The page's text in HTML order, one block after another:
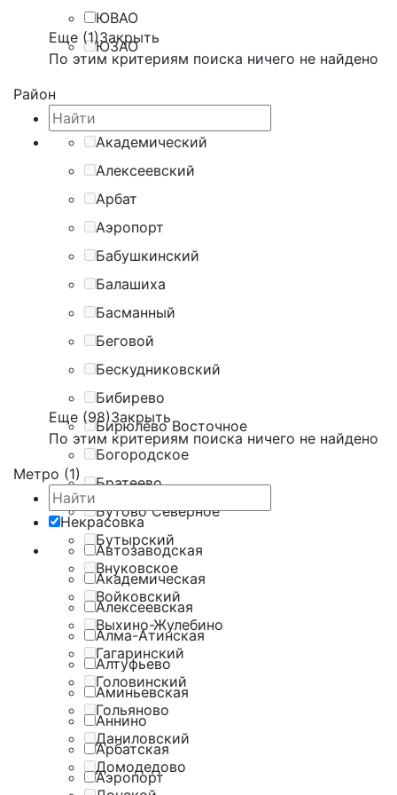
ЮВАО
ЮЗАО
Еще (1)Закрыть
По этим критериям поиска ничего не найдено
Район
Академический
Алексеевский
Арбат
Аэропорт
Бабушкинский
Балашиха
Басманный
Беговой
Бескудниковский
Бибирево
Бирюлёво Восточное
Богородское
Братеево
Бутово Северное
Бутырский
Внуковское
Войковский
Выхино-Жулебино
Гагаринский
Головинский
Гольяново
Даниловский
Домодедово
Еще (98)Закрыть
По этим критериям поиска ничего не найдено
Метро (1)
Некрасовка
Автозаводская
Академическая
Алексеевская
Алма-Атинская
Алтуфьево
Аминьевская
Аннино
Арбатская
Аэропорт